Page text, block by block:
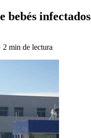
bebés infectados
2 min de lectura